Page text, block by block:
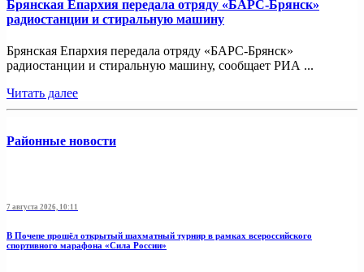
Брянская Епархия передала отряду «БАРС-Брянск»
радиостанции и стиральную машину
Брянская Епархия передала отряду «БАРС-Брянск»
радиостанции и стиральную машину, сообщает РИА ...
Читать далее
Районные новости
7 августа 2026, 10:11
В Почепе прошёл открытый шахматный турнир в рамках всероссийского
спортивного марафона «Сила России»